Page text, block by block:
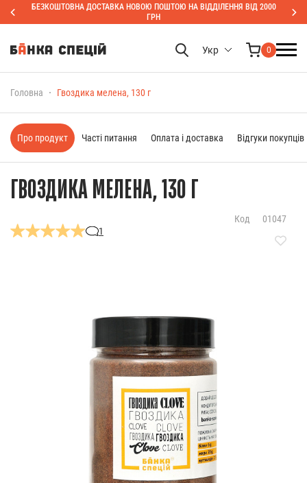
БЕЗКОШТОВНА ДОСТАВКА НОВОЮ ПОШТОЮ НА ВІДДІЛЕННЯ ВІД 2000
ГРН
Укр 0
Головна Гвоздика мелена, 130 г
ГВОЗДИКА МЕЛЕНА, 130 Г
1
Код 01047
Про продукт Часті питання Оплата і доставка Відгуки покупців